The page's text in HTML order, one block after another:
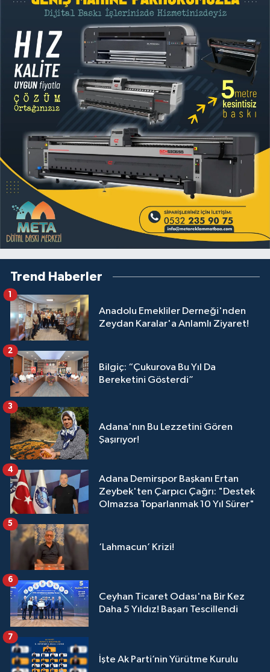
Trend Haberler
Anadolu Emekliler Derneği'nden
Zeydan Karalar'a Anlamlı Ziyaret!
1
Bilgiç: “Çukurova Bu Yıl Da
Bereketini Gösterdi”
2
Adana'nın Bu Lezzetini Gören
Şaşırıyor!
3
Adana Demirspor Başkanı Ertan
Zeybek'ten Çarpıcı Çağrı: "Destek
Olmazsa Toparlanmak 10 Yıl Sürer"
4
‘Lahmacun’ Krizi!
5
Ceyhan Ticaret Odası'na Bir Kez
Daha 5 Yıldız! Başarı Tescillendi
6
İşte Ak Parti’nin Yürütme Kurulu
7